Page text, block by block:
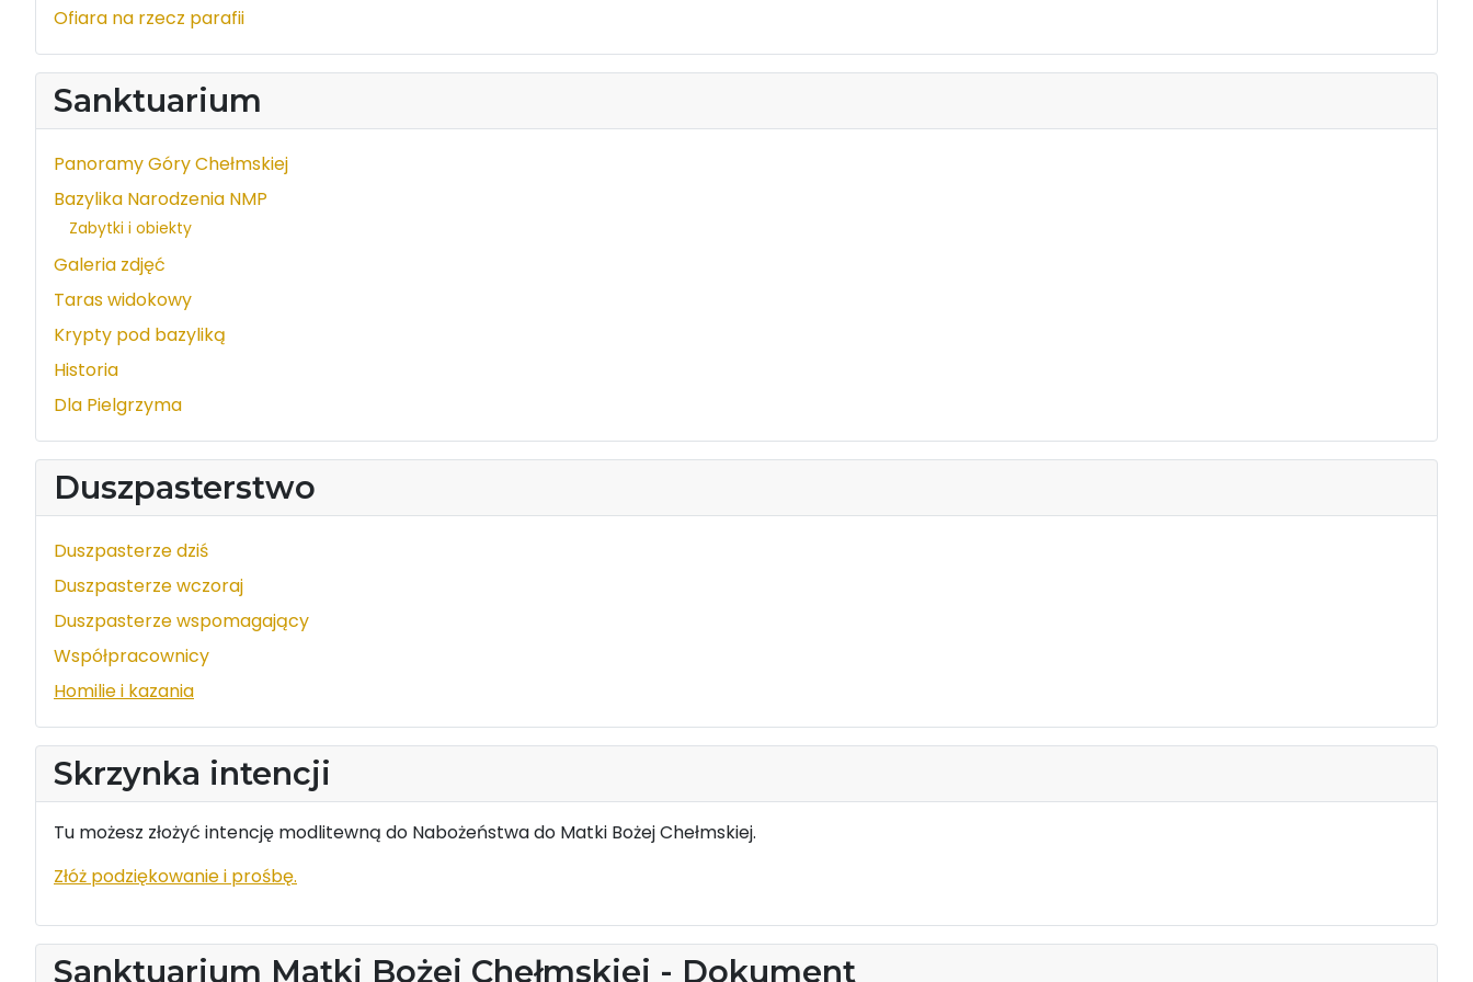
Ofiara na rzecz parafii
Sanktuarium
Panoramy Góry Chełmskiej
Bazylika Narodzenia NMP
Zabytki i obiekty
Galeria zdjęć
Taras widokowy
Krypty pod bazyliką
Historia
Dla Pielgrzyma
Duszpasterstwo
Duszpasterze dziś
Duszpasterze wczoraj
Duszpasterze wspomagający
Współpracownicy
Homilie i kazania
Skrzynka intencji
Tu możesz złożyć intencję modlitewną do Nabożeństwa do Matki Bożej Chełmskiej.
Złóż podziękowanie i prośbę.
Sanktuarium Matki Bożej Chełmskiej - Dokument